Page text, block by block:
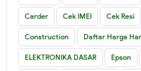
Carder Cek IMEI Cek Resi
Construction Daftar Harga
ELEKTRONIKA DASAR Epson